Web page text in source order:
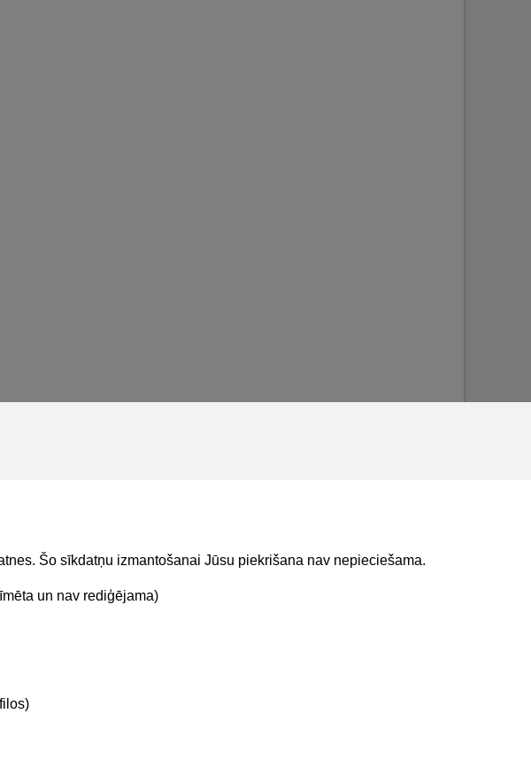
Šo sīkdatņu izmantošanai Jūsu piekrišana nav nepieciešama.
un nav rediģējama)